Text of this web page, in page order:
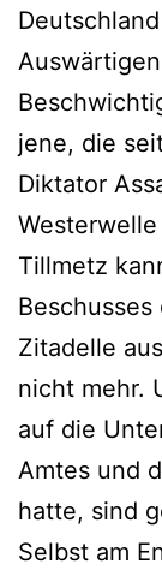
jene, die
Diktator
Tillmetz
Zitadelle
nicht mehr.
auf die
Amtes und
hatte, sind
Selbst am